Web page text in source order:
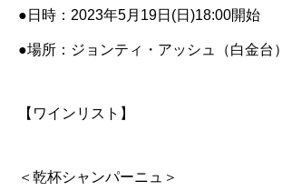
●日時：2023年5月19日(日)18:00開始
●場所：ジョンティ・アッシュ（白金台）
【ワインリスト】
＜乾杯シャンパーニュ＞